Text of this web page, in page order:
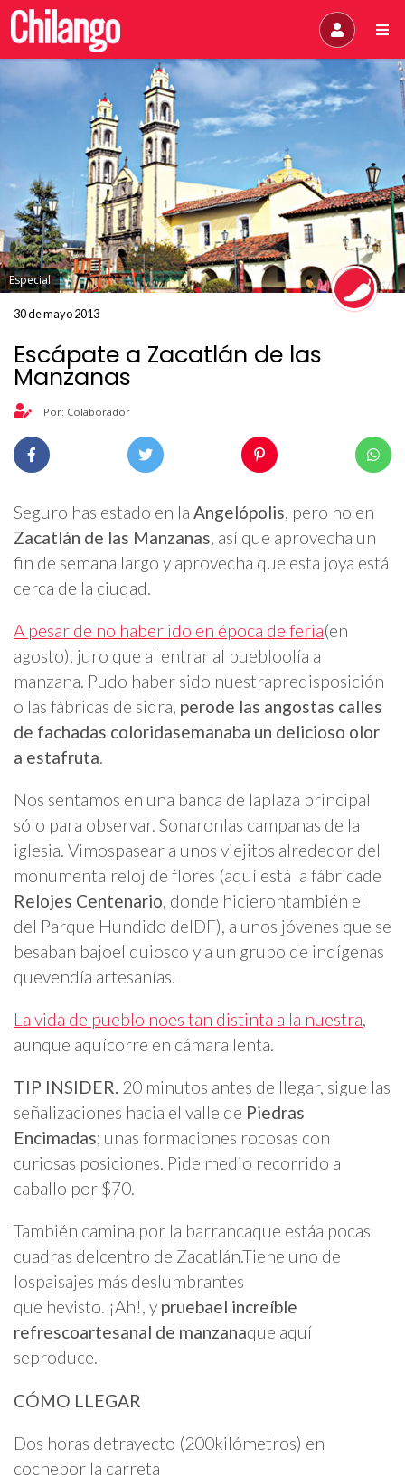
Especial
30 de mayo 2013
Escápate a Zacatlán de las
Manzanas
Por: Colaborador
Seguro has estado en la Angelópolis , pero no en
Zacatlán de las Manzanas , así que aprovecha un
fin de semana largo y aprovecha que esta joya está
cerca de la ciudad.
A pesar de no haber ido en época de feria(en
agosto), juro que al entrar al puebloolía a
manzana. Pudo haber sido nuestrapredisposición
o las fábricas de sidra, perode las angostas calles
de fachadas coloridasemanaba un delicioso olor
a estafruta.
Nos sentamos en una banca de laplaza principal
sólo para observar. Sonaronlas campanas de la
iglesia. Vimospasear a unos viejitos alrededor del
monumentalreloj de flores (aquí está la fábricade
Relojes Centenario, donde hicierontambién el
del Parque Hundido delDF), a unos jóvenes que se
besaban bajoel quiosco y a un grupo de indígenas
quevendía artesanías.
La vida de pueblo noes tan distinta a la nuestra,
aunque aquícorre en cámara lenta.
TIP INSIDER. 20 minutos antes de llegar, sigue las
señalizaciones hacia el valle de Piedras
Encimadas; unas formaciones rocosas con
curiosas posiciones. Pide medio recorrido a
caballo por $70.
También camina por la barrancaque estáa pocas
cuadras delcentro de Zacatlán.Tiene uno de
lospaisajes más deslumbrantes
que hevisto. ¡Ah!, y pruebael increíble
refrescoartesanal de manzanaque aquí
seproduce.
CÓMO LLEGAR
Dos horas detrayecto (200kilómetros) en
cochepor la carreta